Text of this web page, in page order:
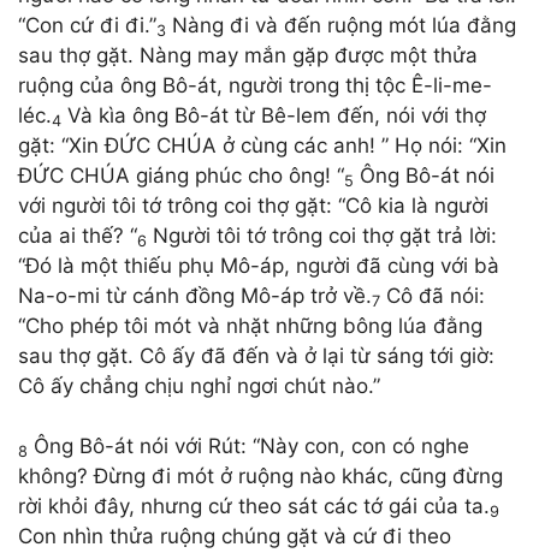
“Con cứ đi đi.”3 Nàng đi và đến ruộng mót lúa đằng
sau thợ gặt. Nàng may mắn gặp được một thửa
ruộng của ông Bô-át, người trong thị tộc Ê-li-me-
léc.4 Và kìa ông Bô-át từ Bê-lem đến, nói với thợ
gặt: “Xin ĐỨC CHÚA ở cùng các anh! ” Họ nói: “Xin
ĐỨC CHÚA giáng phúc cho ông! “5 Ông Bô-át nói
với người tôi tớ trông coi thợ gặt: “Cô kia là người
của ai thế? “6 Người tôi tớ trông coi thợ gặt trả lời:
“Đó là một thiếu phụ Mô-áp, người đã cùng với bà
Na-o-mi từ cánh đồng Mô-áp trở về.7 Cô đã nói:
“Cho phép tôi mót và nhặt những bông lúa đằng
sau thợ gặt. Cô ấy đã đến và ở lại từ sáng tới giờ:
Cô ấy chẳng chịu nghỉ ngơi chút nào.”
8 Ông Bô-át nói với Rút: “Này con, con có nghe
không? Đừng đi mót ở ruộng nào khác, cũng đừng
rời khỏi đây, nhưng cứ theo sát các tớ gái của ta.9
Con nhìn thửa ruộng chúng gặt và cứ đi theo